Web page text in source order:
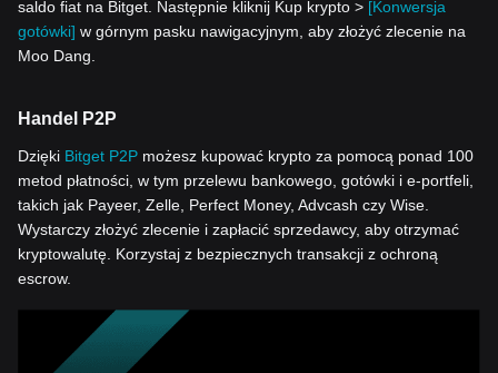
saldo fiat na Bitget. Następnie kliknij Kup krypto > [Konwersja
gotówki] w górnym pasku nawigacyjnym, aby złożyć zlecenie na
Moo Dang.
Handel P2P
Dzięki Bitget P2P możesz kupować krypto za pomocą ponad 100
metod płatności, w tym przelewu bankowego, gotówki i e-portfeli,
takich jak Payeer, Zelle, Perfect Money, Advcash czy Wise.
Wystarczy złożyć zlecenie i zapłacić sprzedawcy, aby otrzymać
kryptowalutę. Korzystaj z bezpiecznych transakcji z ochroną
escrow.